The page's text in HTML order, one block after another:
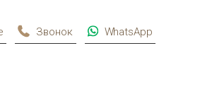
Звонок WhatsApp